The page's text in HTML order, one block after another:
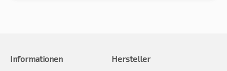
Informationen
Hersteller